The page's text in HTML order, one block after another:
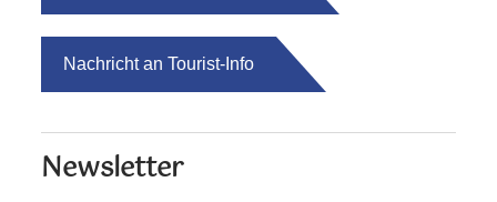
Nachricht an Tourist-Info
Newsletter